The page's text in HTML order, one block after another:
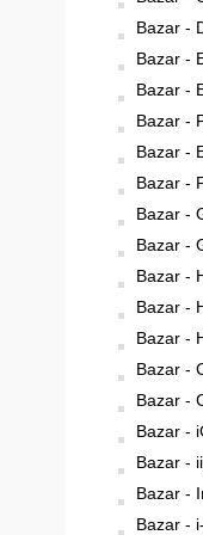
Bazar -
Bazar -
Bazar -
Bazar -
Bazar -
Bazar -
Bazar -
Bazar -
Bazar -
Bazar -
Bazar -
Bazar -
Bazar -
Bazar -
Bazar -
Bazar -
Bazar -